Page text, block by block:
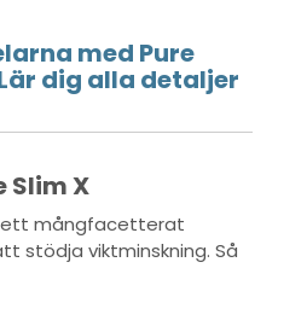
med Pure
dig alla detaljer
Slim X
ett mångfacetterat
stödja viktminskning. Så